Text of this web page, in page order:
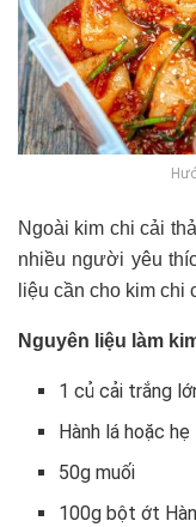
Ngoài kim chi cải
nhiều người yêu
liệu cần cho kim
Nguyên liệu làm
1 củ cải trắng
Hành lá hoặc hẹ
50g muối
100g bột ớt